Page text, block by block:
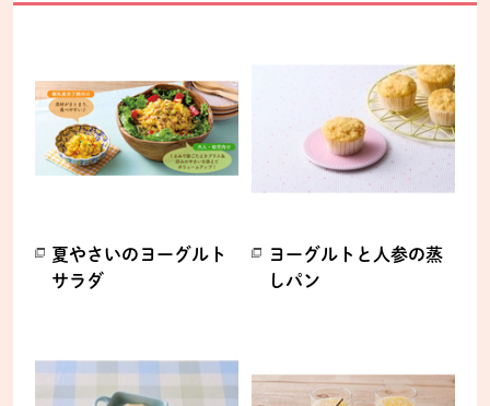
夏やさいのヨーグルト
サラダ
ヨーグルトと人参の蒸
しパン